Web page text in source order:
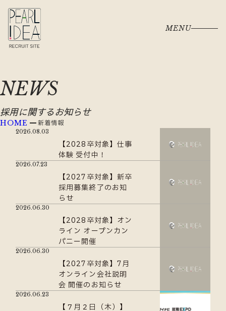
MENU
NEWS
採用に関するお知らせ
HOME 新着情報
2026.08.03
【2028卒対象】仕事
体験 受付中！
2026.07.23
【2027卒対象】新卒
採用募集終了のお知
らせ
2026.06.30
【2028卒対象】オン
ライン オープンカン
パニー開催
2026.06.30
【2027卒対象】7月
オンライン会社説明
会 開催のお知らせ
2026.06.23
【７月２日（木）】